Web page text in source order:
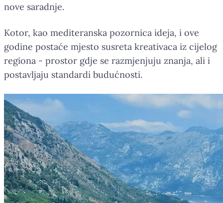
nove saradnje.
Kotor, kao mediteranska pozornica ideja, i ove
godine postaće mjesto susreta kreativaca iz cijelog
regiona - prostor gdje se razmjenjuju znanja, ali i
postavljaju standardi budućnosti.